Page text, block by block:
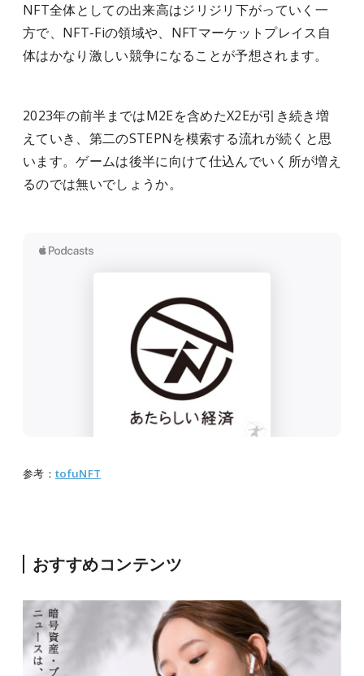
NFT全体としての出来高はジリジリ下がっていく一
方で、NFT-Fiの領域や、NFTマーケットプレイス自
体はかなり激しい競争になることが予想されます。
2023年の前半まではM2Eを含めたX2Eが引き続き増
えていき、第二のSTEPNを模索する流れが続くと思
います。ゲームは後半に向けて仕込んでいく所が増え
るのでは無いでしょうか。
参考： tofuNFT
おすすめコンテンツ